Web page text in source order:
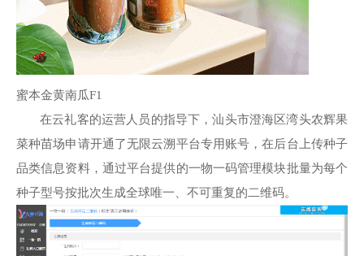
蜜本金黄南瓜F1
在云礼客的运营人员的指导下，汕头市澄海区湾头农辉果
菜种苗场申请开通了无限云溯平台专用账号，在后台上传种子
品类信息资料，通过平台提供的一物一码管理模块批量为每个
种子型号按批次生成全球唯一、不可重复的二维码。